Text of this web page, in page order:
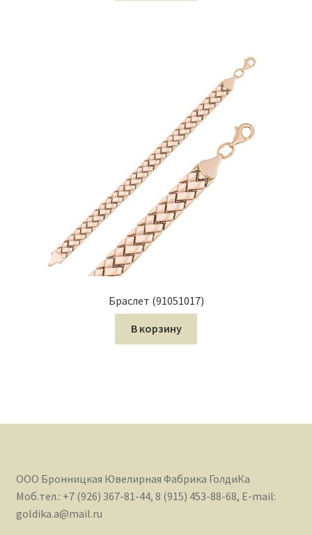
Браслет (91051017)
В корзину
ООО Бронницкая Ювелирная Фабрика ГолдиКа
Моб.тел.: +7 (926) 367-81-44, 8 (915) 453-88-68, E-mail:
goldika.a@mail.ru